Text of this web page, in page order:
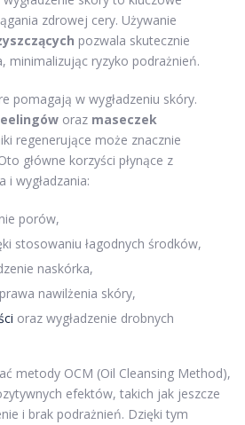
zdrowej cery. Używanie
pozwala skutecznie
minimalizując ryzyko podrażnień.
pomagają w wygładzeniu skóry.
oraz maseczek
regenerujące może znacznie
główne korzyści płynące z
i wygładzania:
porów,
stosowaniu łagodnych środków,
naskórka,
nawilżenia skóry,
oraz wygładzenie drobnych
metody OCM (Oil Cleansing Method),
efektów, takich jak jeszcze
i brak podrażnień. Dzięki tym